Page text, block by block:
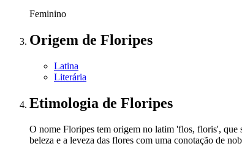
Feminino
Origem de Floripes
Latina
Literária
Etimologia de Floripes
O nome Floripes tem origem no latim 'flos, floris', que
beleza e a leveza das flores com uma conotação de